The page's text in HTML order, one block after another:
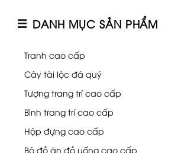
DANH MỤC SẢN PHẨM
Tranh cao cấp
Cây tài lộc đá quý
Tượng trang trí cao cấp
Bình trang trí cao cấp
Hộp đựng cao cấp
Bộ đồ ăn đồ uống cao cấp